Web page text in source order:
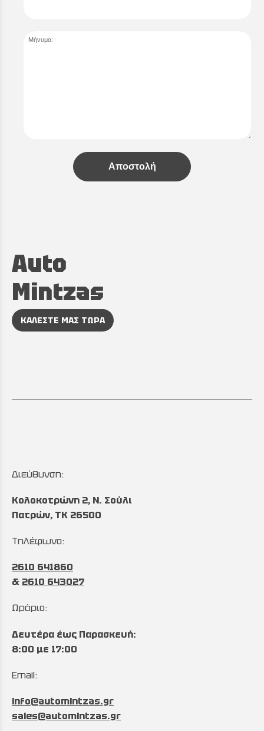
Μήνυμα:
Αποστολή
Auto
Mintzas
ΚΑΛΕΣΤΕ ΜΑΣ ΤΩΡΑ
Διεύθυνση:
Κολοκοτρώνη 2, Ν. Σούλι
Πατρών, TK 26500
Τηλέφωνο:
2610 641860
& 2610 643027
Ωράριο:
Δευτέρα έως Παρασκευή:
8:00 με 17:00
Email:
info@automintzas.gr
sales@automintzas.gr